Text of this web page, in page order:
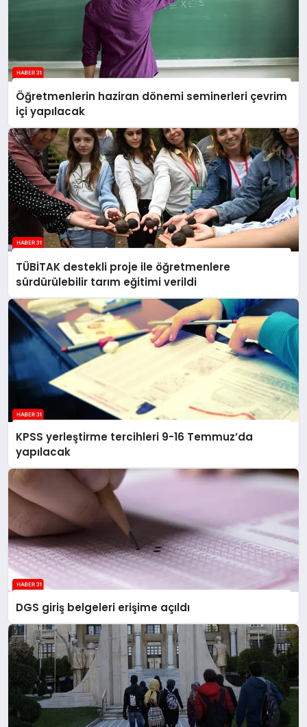
Öğretmenlerin haziran dönemi seminerleri çevrim
içi yapılacak
TÜBİTAK destekli proje ile öğretmenlere
sürdürülebilir tarım eğitimi verildi
KPSS yerleştirme tercihleri 9-16 Temmuz’da
yapılacak
DGS giriş belgeleri erişime açıldı